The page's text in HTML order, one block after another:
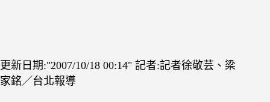
更新日期: 2007/10/18 00:14 記者:記者徐敬芸、梁
家銘／台北報導